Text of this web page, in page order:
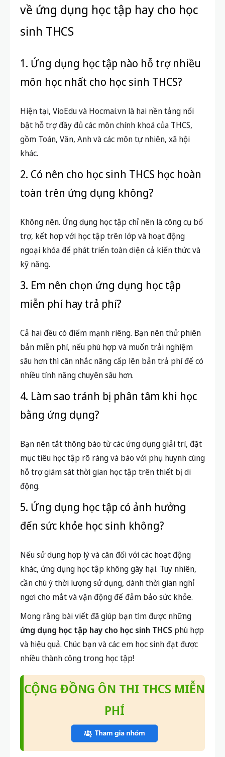
về ứng dụng học tập hay cho học
sinh THCS
1. Ứng dụng học tập nào hỗ trợ nhiều
môn học nhất cho học sinh THCS?
Hiện tại, VioEdu và Hocmai.vn là hai nền tảng nổi
bật hỗ trợ đầy đủ các môn chính khoá của THCS,
gồm Toán, Văn, Anh và các môn tự nhiên, xã hội
khác.
2. Có nên cho học sinh THCS học hoàn
toàn trên ứng dụng không?
Không nên. Ứng dụng học tập chỉ nên là công cụ bổ
trợ, kết hợp với học tập trên lớp và hoạt động
ngoại khóa để phát triển toàn diện cả kiến thức và
kỹ năng.
3. Em nên chọn ứng dụng học tập
miễn phí hay trả phí?
Cả hai đều có điểm mạnh riêng. Bạn nên thử phiên
bản miễn phí, nếu phù hợp và muốn trải nghiệm
sâu hơn thì cân nhắc nâng cấp lên bản trả phí để có
nhiều tính năng chuyên sâu hơn.
4. Làm sao tránh bị phân tâm khi học
bằng ứng dụng?
Bạn nên tắt thông báo từ các ứng dụng giải trí, đặt
mục tiêu học tập rõ ràng và báo với phụ huynh cùng
hỗ trợ giám sát thời gian học tập trên thiết bị di
động.
5. Ứng dụng học tập có ảnh hưởng
đến sức khỏe học sinh không?
Nếu sử dụng hợp lý và cân đối với các hoạt động
khác, ứng dụng học tập không gây hại. Tuy nhiên,
cần chú ý thời lượng sử dụng, dành thời gian nghỉ
ngơi cho mắt và vận động để đảm bảo sức khỏe.
Mong rằng bài viết đã giúp bạn tìm được những
ứng dụng học tập hay cho học sinh THCS phù hợp
và hiệu quả. Chúc bạn và các em học sinh đạt được
nhiều thành công trong học tập!
CỘNG ĐỒNG ÔN THI THCS MIỄN
PHÍ